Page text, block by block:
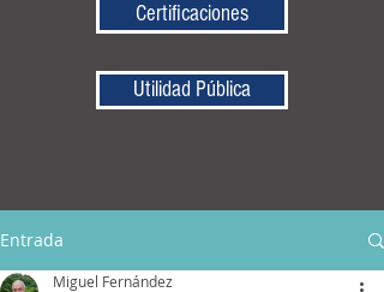
Certificaciones
Utilidad Pública
Entrada
Miguel Fernández